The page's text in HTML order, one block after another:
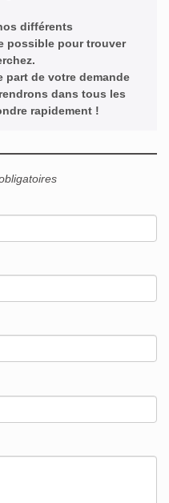
différents
possible pour trouver
part de votre demande
dans tous les
rapidement !